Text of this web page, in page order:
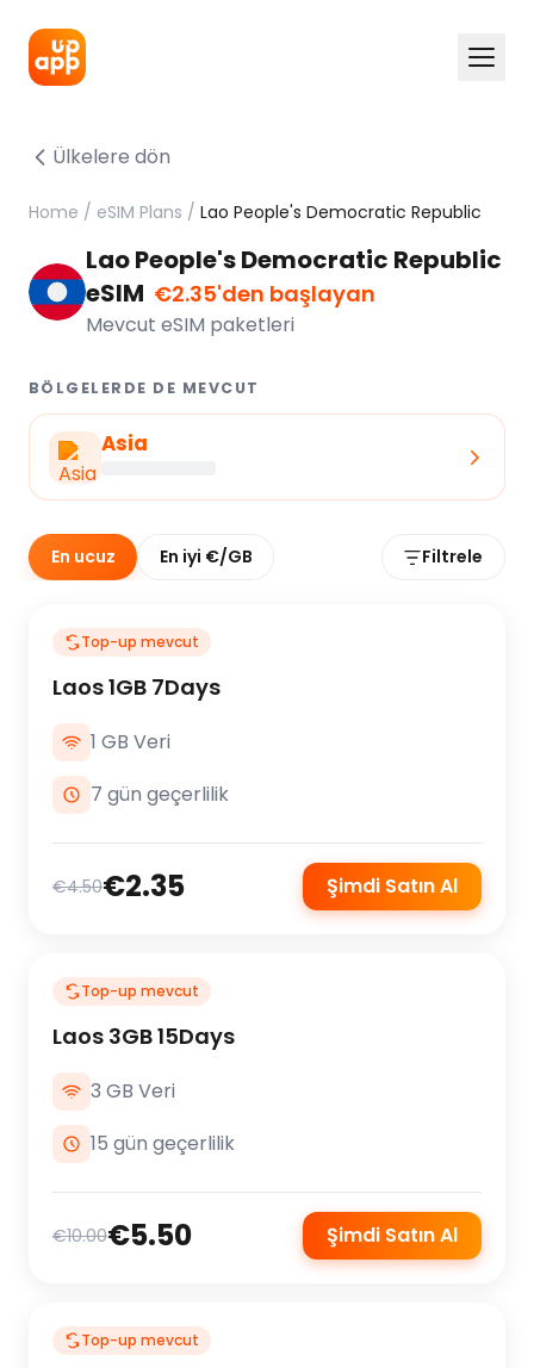
Ülkelere dön
Home / eSIM Plans / Lao People's Democratic Republic
Lao People's Democratic Republic
eSIM €2.35'den başlayan
Mevcut eSIM paketleri
BÖLGELERDE DE MEVCUT
Asia
En ucuz En iyi €/GB Filtrele
Top-up mevcut
Laos 1GB 7Days
1 GB Veri
7 gün geçerlilik
€4.50€2.35 Şimdi Satın Al
Top-up mevcut
Laos 3GB 15Days
3 GB Veri
15 gün geçerlilik
€10.00€5.50 Şimdi Satın Al
Top-up mevcut